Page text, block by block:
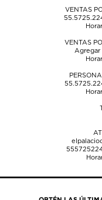
VENTAS
VENTAS
Agregar